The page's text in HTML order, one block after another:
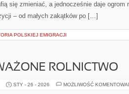
się zmieniać, a jednocześnie daje ogrom
– od małych zakątków po […]
POLSKIEJ EMIGRACJI
ROLNICTWO
STY - 26 - 2026 MOŻLIWOŚĆ